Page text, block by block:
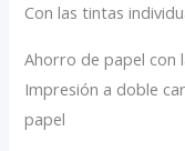
Con las tintas
Ahorro de papel con
Impresión a doble
papel